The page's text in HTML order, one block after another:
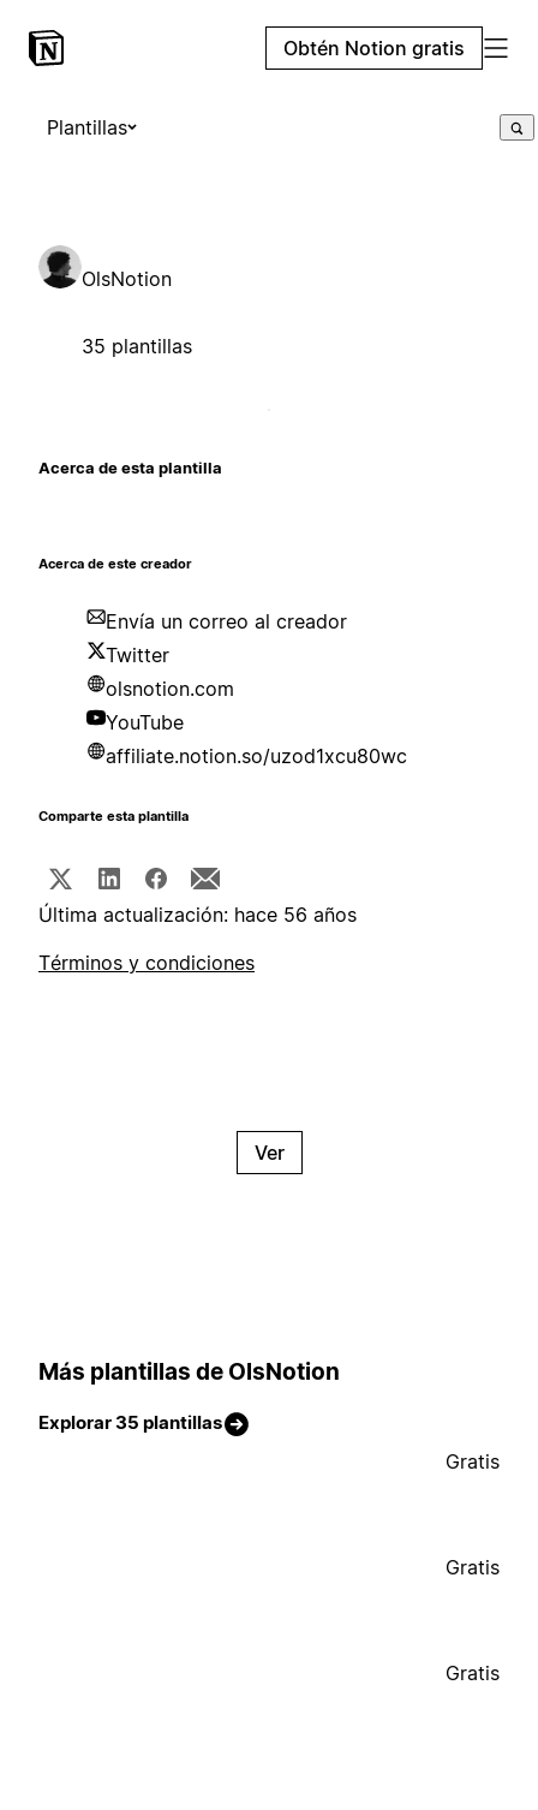
Obtén Notion gratis
Plantillas
OlsNotion
35 plantillas
Acerca de esta plantilla
Acerca de este creador
Envía un correo al creador
Twitter
olsnotion.com
YouTube
affiliate.notion.so/uzod1xcu80wc
Comparte esta plantilla
Última actualización: hace 56 años
Términos y condiciones
Ver
Más plantillas de OlsNotion
Explorar 35 plantillas
Gratis
Gratis
Gratis